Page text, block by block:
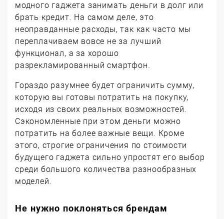
модного гаджета занимать деньги в долг или
брать кредит. На самом деле, это
неоправданные расходы, так как часто мы
переплачиваем вовсе не за лучший
функционал, а за хорошо
разрекламированный смартфон.
Гораздо разумнее будет ограничить сумму,
которую вы готовы потратить на покупку,
исходя из своих реальных возможностей.
Сэкономленные при этом деньги можно
потратить на более важные вещи. Кроме
этого, строгие ограничения по стоимости
будущего гаджета сильно упростят его выбор
среди большого количества разнообразных
моделей.
Не нужно поклоняться брендам